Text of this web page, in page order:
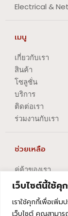
เว็บไซต์นี้ใช้คุ
เราใช้คุกกี้เพื่อเพิ่
เว็บไซต์ คุณสามา
Electrical &
เมนู
เกี่ยวกับเรา
สินค้า
โซลูชั่น
บริการ
ติดต่อเรา
ร่วมงานกับเรา
ช่วยเหลือ
คู่ค้าของเรา
นโยบายความเป็
นโยบายการปัญ
นโยบายการยกเ